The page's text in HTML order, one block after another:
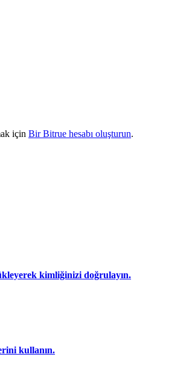
için Bir Bitrue hesabı oluşturun.
kimliğinizi doğrulayın.
kullanın.